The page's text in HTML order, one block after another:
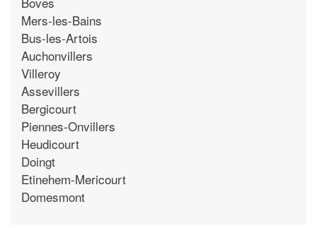
Mers-les-Bains
Bus-les-Artois
Auchonvillers
Villeroy
Assevillers
Bergicourt
Piennes-Onvillers
Heudicourt
Doingt
Etinehem-Mericourt
Domesmont